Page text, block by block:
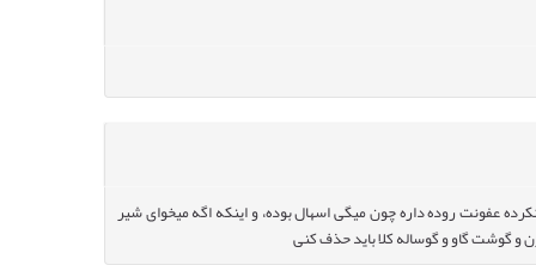
عفونت روده داره چون میگی اسهال بوده، و اینکه اگه میخوای شیر
و گوشت گاو و گوساله کلا باید حذف کنی